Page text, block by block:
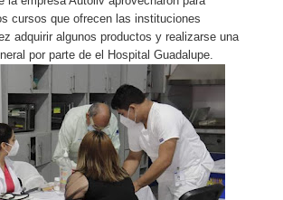
cursos que ofrecen las instituciones
adquirir algunos productos y realizarse una
por parte de el Hospital Guadalupe.